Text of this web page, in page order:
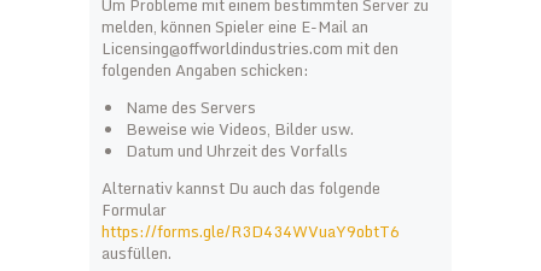
melden, können Spieler eine E-Mail an
Licensing@offworldindustries.com mit den
folgenden Angaben schicken:
Name des Servers
Beweise wie Videos, Bilder usw.
Datum und Uhrzeit des Vorfalls
Alternativ kannst Du auch das folgende
Formular
https://forms.gle/R3D434WVuaY9obtT6
ausfüllen.